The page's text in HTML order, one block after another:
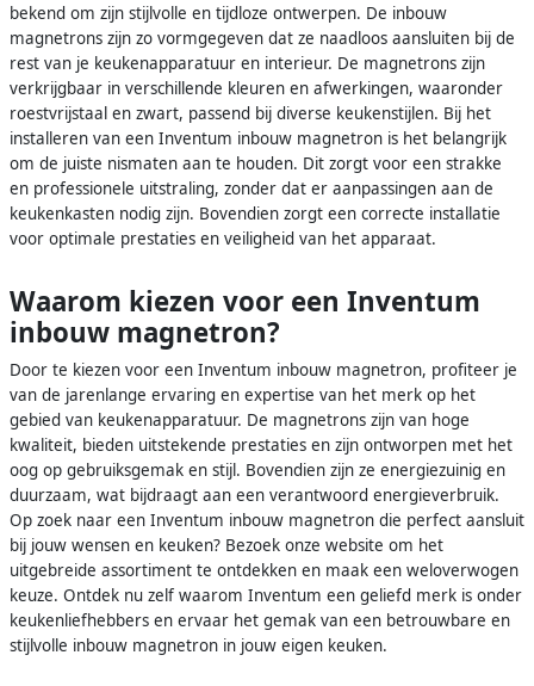
bekend om zijn stijlvolle en tijdloze ontwerpen. De inbouw
magnetrons zijn zo vormgegeven dat ze naadloos aansluiten bij de
rest van je keukenapparatuur en interieur. De magnetrons zijn
verkrijgbaar in verschillende kleuren en afwerkingen, waaronder
roestvrijstaal en zwart, passend bij diverse keukenstijlen. Bij het
installeren van een Inventum inbouw magnetron is het belangrijk
om de juiste nismaten aan te houden. Dit zorgt voor een strakke
en professionele uitstraling, zonder dat er aanpassingen aan de
keukenkasten nodig zijn. Bovendien zorgt een correcte installatie
voor optimale prestaties en veiligheid van het apparaat.
Waarom kiezen voor een Inventum
inbouw magnetron?
Door te kiezen voor een Inventum inbouw magnetron, profiteer je
van de jarenlange ervaring en expertise van het merk op het
gebied van keukenapparatuur. De magnetrons zijn van hoge
kwaliteit, bieden uitstekende prestaties en zijn ontworpen met het
oog op gebruiksgemak en stijl. Bovendien zijn ze energiezuinig en
duurzaam, wat bijdraagt aan een verantwoord energieverbruik.
Op zoek naar een Inventum inbouw magnetron die perfect aansluit
bij jouw wensen en keuken? Bezoek onze website om het
uitgebreide assortiment te ontdekken en maak een weloverwogen
keuze. Ontdek nu zelf waarom Inventum een geliefd merk is onder
keukenliefhebbers en ervaar het gemak van een betrouwbare en
stijlvolle inbouw magnetron in jouw eigen keuken.